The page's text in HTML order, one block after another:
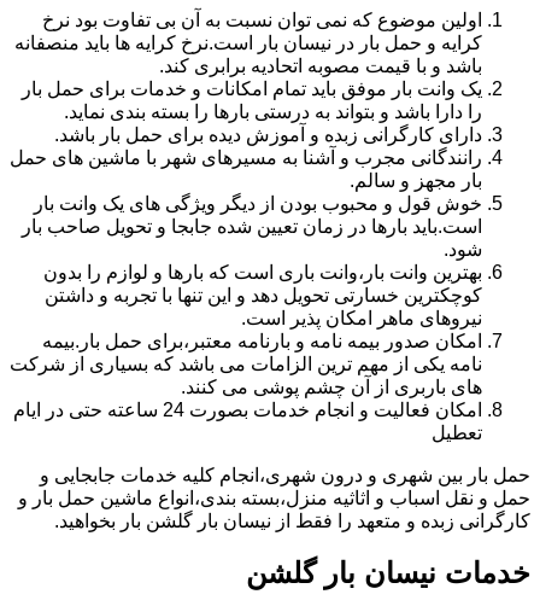
اولین موضوع که نمی توان نسبت به آن بی تفاوت بود نرخ
کرایه و حمل بار در نیسان بار است.نرخ کرایه ها باید منصفانه
باشد و با قیمت مصوبه اتحادیه برابری کند.
یک وانت بار موفق باید تمام امکانات و خدمات برای حمل بار
را دارا باشد و بتواند به درستی بارها را بسته بندی نماید.
دارای کارگرانی زبده و آموزش دیده برای حمل بار باشد.
رانندگانی مجرب و آشنا به مسیرهای شهر با ماشین های حمل
بار مجهز و سالم.
خوش قول و محبوب بودن از دیگر ویژگی های یک وانت بار
است.باید بارها در زمان تعیین شده جابجا و تحویل صاحب بار
شود.
بهترین وانت بار،وانت باری است که بارها و لوازم را بدون
کوچکترین خسارتی تحویل دهد و این تنها با تجربه و داشتن
نیروهای ماهر امکان پذیر است.
امکان صدور بیمه نامه و بارنامه معتبر،برای حمل بار.بیمه
نامه یکی از مهم ترین الزامات می باشد که بسیاری از شرکت
های باربری از آن چشم پوشی می کنند.
امکان فعالیت و انجام خدمات بصورت 24 ساعته حتی در ایام
تعطیل
حمل بار بین شهری و درون شهری،انجام کلیه خدمات جابجایی و
حمل و نقل اسباب و اثاثیه منزل،بسته بندی،انواع ماشین حمل بار و
کارگرانی زبده و متعهد را فقط از نیسان بار گلشن بار بخواهید.
خدمات نیسان بار گلشن